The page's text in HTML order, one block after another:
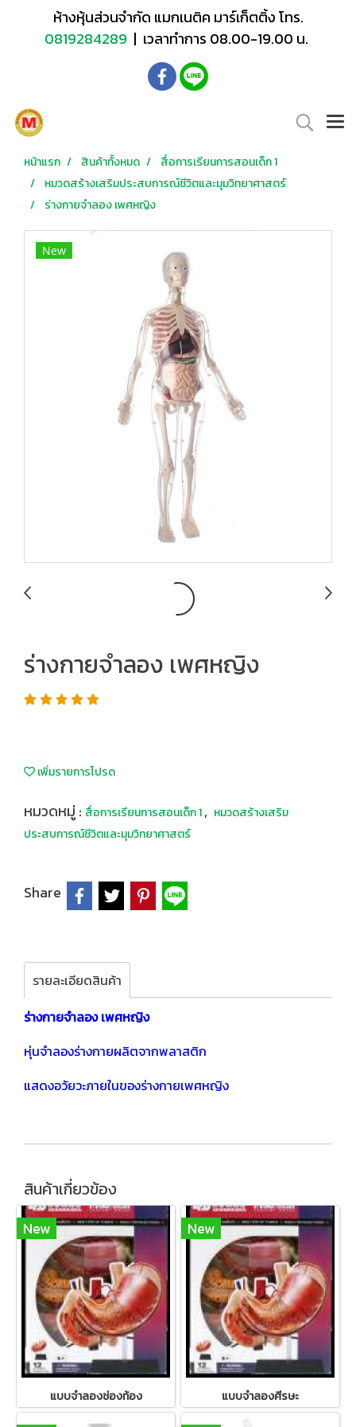
ห้างหุ้นส่วนจำกัด แมกเนติค มาร์เก็ตติ้ง โทร.
0819284289 | เวลาทำการ 08.00-19.00 น.
หน้าแรก สินค้าทั้งหมด
สื่อการเรียนการสอนเด็ก 1
หมวดสร้างเสริมประสบการณ์ชีวิตและมุมวิทยาศาสตร์
ร่างกายจำลอง เพศหญิง
New
ร่างกายจำลอง เพศหญิง
เพิ่มรายการโปรด
หมวดหมู่ : สื่อการเรียนการสอนเด็ก 1, หมวดสร้างเสริม
ประสบการณ์ชีวิตและมุมวิทยาศาสตร์
Share
รายละเอียดสินค้า
ร่างกายจำลอง เพศหญิง
หุ่นจำลองร่างกายผลิตจากพลาสติก
แสดงอวัยวะภายในของร่างกายเพศหญิง
สินค้าเกี่ยวข้อง
New
แบบจำลองช่องท้อง
New
แบบจำลองศีรษะ